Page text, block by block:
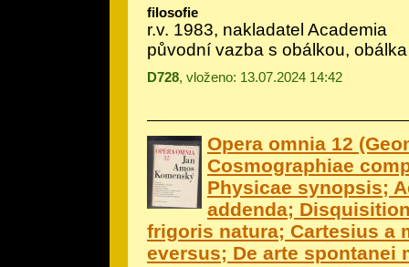
filosofie
r.v. 1983, nakladatel Academia
původní vazba s obálkou,
D728, vloženo: 13.07.2024 14:42
Opera omnia 12
Cosmographiae
Physicae synopsis;
addenda;
frigoris natura; Cartesius a
eversus; De arte spontanei